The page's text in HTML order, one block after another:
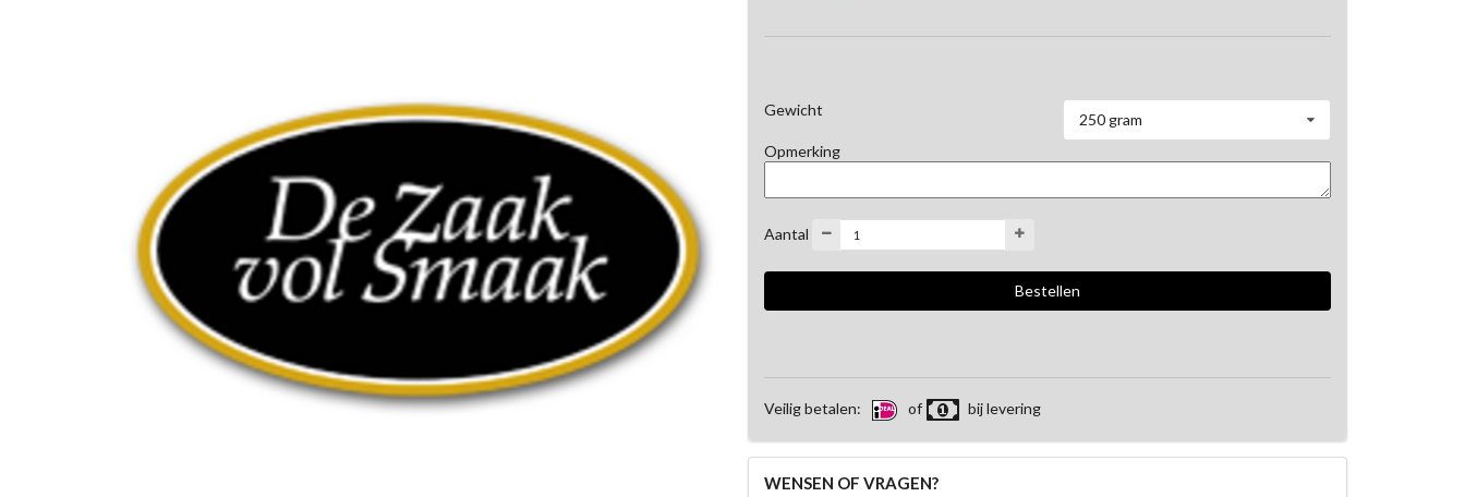
Gewicht
250 gram
Opmerking
Aantal
Veilig betalen: of bij levering
WENSEN OF VRAGEN?